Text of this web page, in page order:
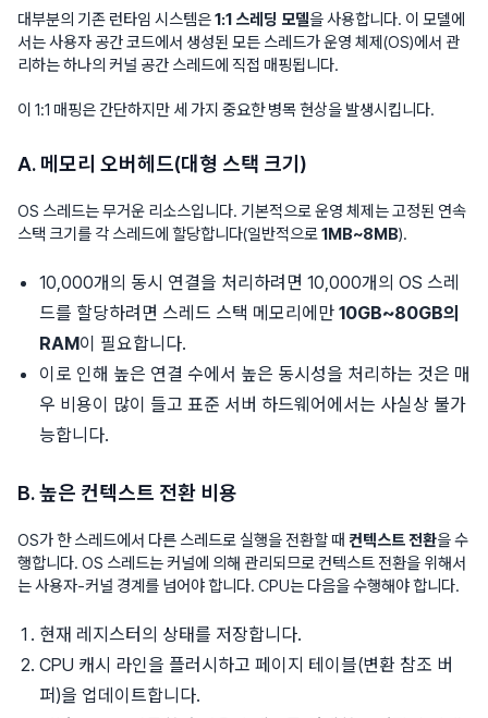
대부분의 기존 런타임 시스템은1:1 스레딩 모델을 사용합니다. 이 모델에
서는 사용자 공간 코드에서 생성된 모든 스레드가 운영 체제(OS)에서 관
리하는 하나의 커널 공간 스레드에 직접 매핑됩니다.
이 1:1 매핑은 간단하지만 세 가지 중요한 병목 현상을 발생시킵니다.
A. 메모리 오버헤드(대형 스택 크기)
OS 스레드는 무거운 리소스입니다. 기본적으로 운영 체제는 고정된 연속
스택 크기를 각 스레드에 할당합니다(일반적으로1MB~8MB).
10,000개의 동시 연결을 처리하려면 10,000개의 OS 스레
드를 할당하려면 스레드 스택 메모리에만 10GB~80GB의
RAM이 필요합니다.
이로 인해 높은 연결 수에서 높은 동시성을 처리하는 것은 매
우 비용이 많이 들고 표준 서버 하드웨어에서는 사실상 불가
능합니다.
B. 높은 컨텍스트 전환 비용
OS가 한 스레드에서 다른 스레드로 실행을 전환할 때 컨텍스트 전환을 수
행합니다. OS 스레드는 커널에 의해 관리되므로 컨텍스트 전환을 위해서
는 사용자-커널 경계를 넘어야 합니다. CPU는 다음을 수행해야 합니다.
현재 레지스터의 상태를 저장합니다.
CPU 캐시 라인을 플러시하고 페이지 테이블(변환 참조 버
퍼)을 업데이트합니다.